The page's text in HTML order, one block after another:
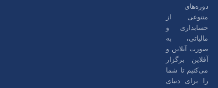
دوره‌های
متنوعی از
حسابداری و
مالیاتی، به
صورت آنلاین و
آفلاین برگزار
می‌کنیم تا شما
را برای دنیای